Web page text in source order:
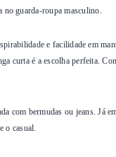
no guarda-roupa masculino.
e facilidade em
curta é a escolha perfeita.
com bermudas ou jeans. Já
o casual.